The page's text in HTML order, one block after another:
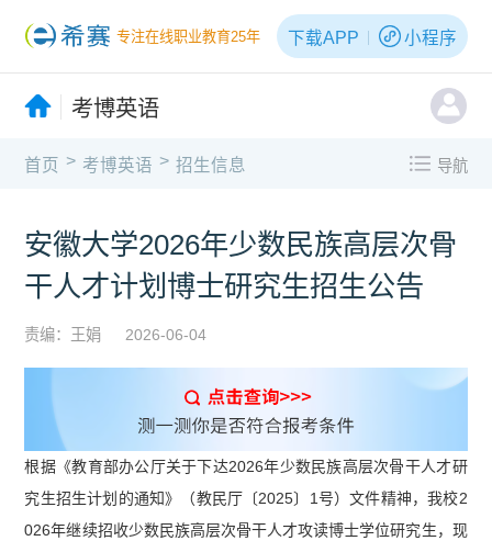
专注在线职业教育25年 下载APP 小程序
考博英语
首页 > 考博英语 > 招生信息 导航
安徽大学2026年少数民族高层次骨
干人才计划博士研究生招生公告
责编：王娟 2026-06-04
根据《教育部办公厅关于下达2026年少数民族高层次骨干人才研
究生招生计划的通知》（教民厅〔2025〕1号）文件精神，我校2
026年继续招收少数民族高层次骨干人才攻读博士学位研究生，现